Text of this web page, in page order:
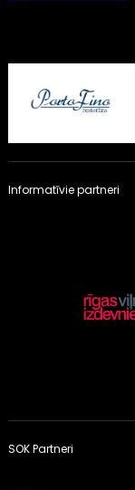
Informatīvie partneri
SOK Partneri